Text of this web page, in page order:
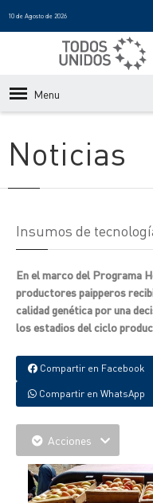
10 de Agosto de 2026
Menu
Noticias
Insumos de
En el marco del Programa
productores paipperos
calidad genética por una
los estadios del ciclo
Compartir en Facebook
Compartir en WhatsApp
Acciones